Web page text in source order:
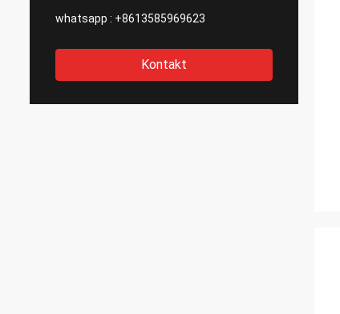
whatsapp : +8613585969623
Kontakt